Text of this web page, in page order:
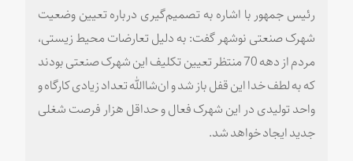
رئیس جمهور با اشاره به تصمیم‌گیری درباره تعیین وضعیت
شهرک صنعتی نوشهر گفت: به دلیل تعارضات محیط زیستی،
مردم از دهه 70 منتظر تعیین تکلیف این شهرک صنعتی بودند
که به لطف خدا این قفل باز شد و ان‌شاالله تعداد زیادی کارگاه و
واحد تولیدی در این شهرک فعال و حداقل هزار فرصت شغلی
جدید ایجاد خواهد شد.